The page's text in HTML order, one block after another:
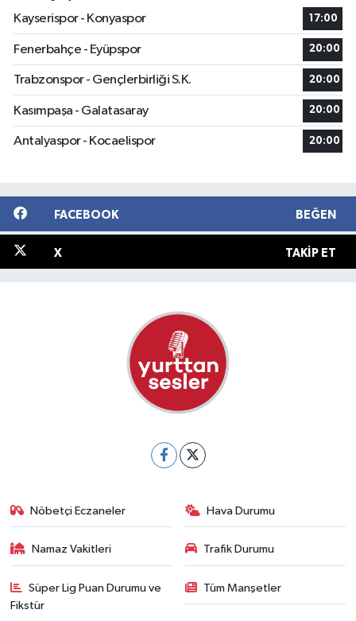
Kayserispor - Konyaspor
17:00
Fenerbahçe - Eyüpspor 20:00
Trabzonspor - Gençlerbirliği S.K. 20:00
Kasımpaşa - Galatasaray 20:00
Antalyaspor - Kocaelispor 20:00
FACEBOOK BEĞEN
X TAKIP ET
Nöbetçi Eczaneler Hava Durumu
Namaz Vakitleri Trafik Durumu
Süper Lig Puan Durumu ve
Fikstür
Tüm Manşetler